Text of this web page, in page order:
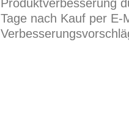
Produktverbesserung
Tage nach Kauf per E-